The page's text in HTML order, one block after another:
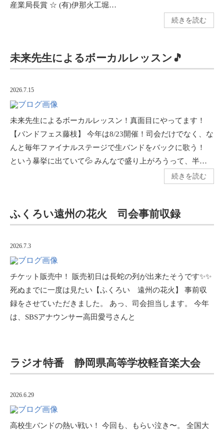
産業局長賞 ☆ (有)伊那火工堀…
続きを読む
未来先生によるボーカルレッスン🎵
2026.7.15
未来先生によるボーカルレッスン！真面目にやってます！
【バンドフェス藤枝】 今年は8/23開催！司会だけでなく、な
んと毎年ファイナルステージで生バンドをバックに歌う！
という暴挙に出ていて💦 みんなで盛り上がろうって、半…
続きを読む
ふくろい遠州の花火 司会事前収録
2026.7.3
チケット販売中！ 販売初日は長蛇の列が出来たそうです✨✨
死ぬまでに一度は見たい【ふくろい 遠州の花火】 事前収
録をさせていただきました。 あっ、司会担当します。 今年
は、SBSアナウンサー高田愛弓さんと
ラジオ特番 静岡県高等学校軽音楽大会
2026.6.29
高校生バンドの熱い戦い！ 今回も、もらい泣き〜。 全国大